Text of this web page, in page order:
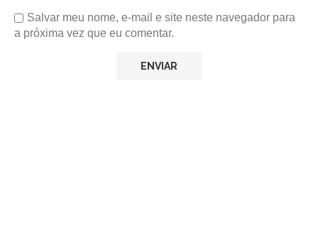
Salvar meu nome, e-mail e site neste navegador para
a próxima vez que eu comentar.